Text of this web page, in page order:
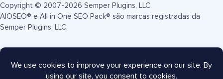
Copyright © 2007-2026 Semper Plugins, LLC.
AIOSEO® e All in One SEO Pack® são marcas registradas da
Semper Plugins, LLC.
Termos de Serviço
Mapa do site
Cupom AIOSEO